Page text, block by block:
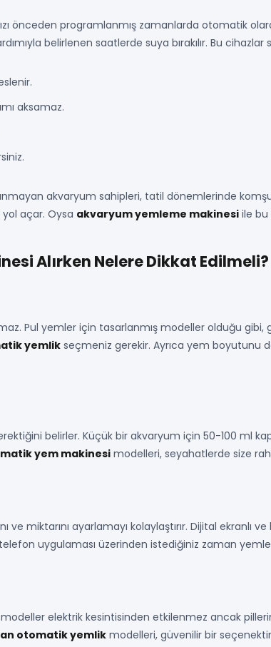
önceden programlanmış zamanlarda otomatik
belirlenen saatlerde suya bırakılır. Bu cihazlar
aksamaz.
akvaryum sahipleri, tatil dönemlerinde
açar. Oysa akvaryum yemleme makinesi ile
Alırken Nelere Dikkat Edilmeli?
Pul yemler için tasarlanmış modeller olduğu gibi,
yemlik seçmeniz gerekir. Ayrıca yem boyutunu
belirler. Küçük bir akvaryum için 50-100
yem makinesi modelleri, seyahatlerde size
ve miktarını ayarlamayı kolaylaştırır. Dijital
uygulaması üzerinden istediğiniz zaman
modeller elektrik kesintisinden etkilenmez ancak
otomatik yemlik modelleri, güvenilir bir